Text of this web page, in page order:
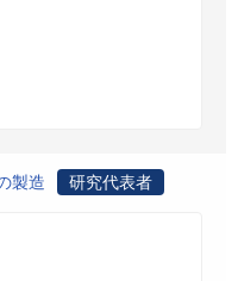
製造 研究代表者